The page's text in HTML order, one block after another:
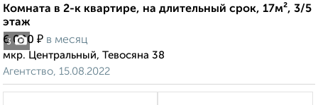
3
Комната в 2-к квартире, на длительный срок, 17м², 3/5
этаж
6 000 ₽ в месяц
мкр. Центральный, Тевосяна 38
Агентство, 15.08.2022